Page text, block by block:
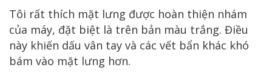
Tôi rất thích mặt lưng được hoàn thiện nhám
của máy, đặt biệt là trên bản màu trắng. Điều
này khiến dấu vân tay và các vết bẩn khác khó
bám vào mặt lưng hơn.